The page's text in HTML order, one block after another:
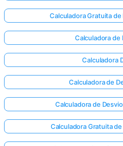
Calculadora Gratuita
Calculadora de
Calculadora
Calculadora de
Calculadora de
Calculadora Gratuita